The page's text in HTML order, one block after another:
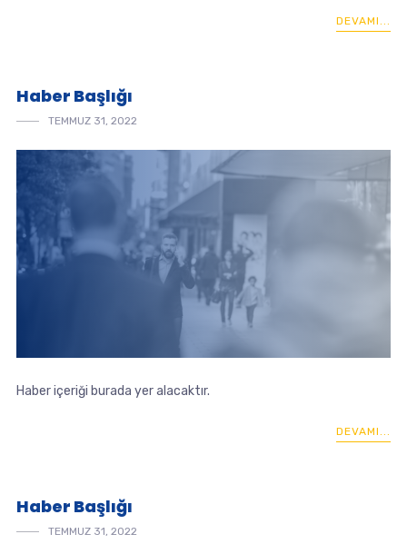
DEVAMI...
Haber Başlığı
TEMMUZ 31, 2022
Haber içeriği burada yer alacaktır.
DEVAMI...
Haber Başlığı
TEMMUZ 31, 2022